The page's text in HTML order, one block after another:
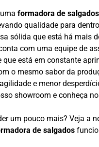
formadora de salgados
qualidade para
sólida que está há mais
com uma equipe de
que está em constante
o mesmo sabor da
e menor
showroom e conheça
um pouco mais? Veja a
de salgados